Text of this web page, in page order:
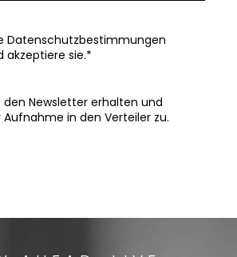
Datenschutzbestimmungen
akzeptiere sie.*
Newsletter erhalten und
in den Verteiler zu.